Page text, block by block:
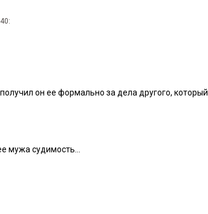
он ее формально за дела другого, который
мужа судимость...
проводит очень взвешенную